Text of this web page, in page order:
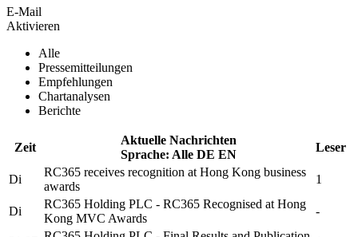
E-Mail
Aktivieren
Alle
Pressemitteilungen
Empfehlungen
Chartanalysen
Berichte
Zeit
Aktuelle Nachrichten
Sprache: Alle DE EN
Leser
Di
RC365 receives recognition at Hong Kong business
awards
1
Di
RC365 Holding PLC - RC365 Recognised at Hong
Kong MVC Awards
-